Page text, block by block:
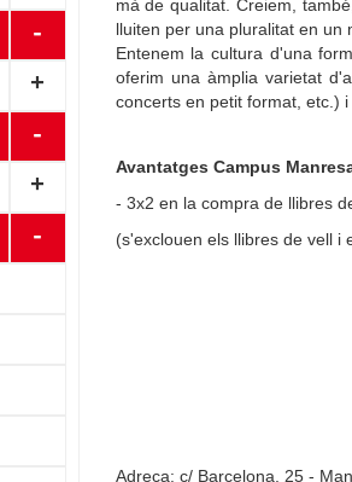
-
+
-
+
-
mà de qualitat. Creiem,
lluiten per una pluralitat en un
Entenem la cultura d'una
oferim una àmplia varietat
concerts en petit format, etc.)
Avantatges Campus
- 3x2 en la compra de llibres
(s'exclouen els llibres de vell i
Adreça: c/ Barcelona, 25 -